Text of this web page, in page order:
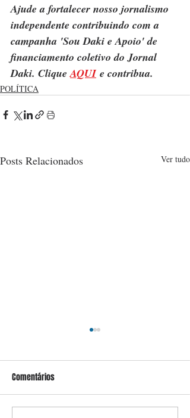
Ajude a fortalecer nosso jornalismo
independente contribuindo com a
campanha 'Sou Daki e Apoio' de
financiamento coletivo do Jornal
Daki. Clique AQUI e contribua.
POLÍTICA
Posts Relacionados Ver tudo
Comentários